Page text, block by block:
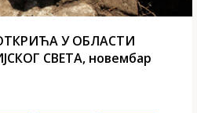
У ОБЛАСТИ
СВЕТА, новембар